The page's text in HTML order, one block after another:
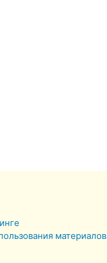
материалов